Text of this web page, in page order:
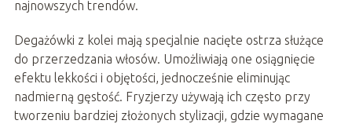
najnowszych trendów.
Degażówki z kolei mają specjalnie nacięte ostrza służące
do przerzedzania włosów. Umożliwiają one osiągnięcie
efektu lekkości i objętości, jednocześnie eliminując
nadmierną gęstość. Fryzjerzy używają ich często przy
tworzeniu bardziej złożonych stylizacji, gdzie wymagane